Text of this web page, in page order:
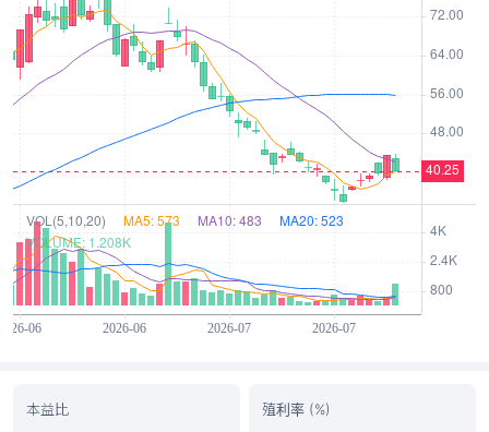
本益比 殖利率 (%)